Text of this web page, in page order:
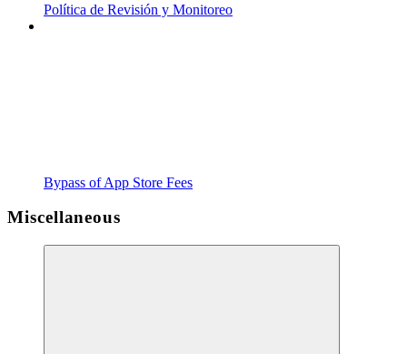
Política de Revisión y Monitoreo
Bypass of App Store Fees
Miscellaneous